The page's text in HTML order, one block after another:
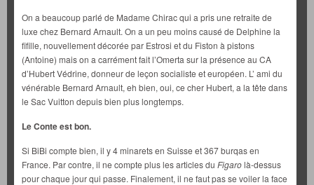
On a beaucoup parlé de Madame Chirac qui a pris une retraite de
luxe chez Bernard Arnault. On a un peu moins causé de Delphine la
fifille, nouvellement décorée par Estrosi et du Fiston à pistons
(Antoine) mais on a carrément fait l’Omerta sur la présence au CA
d’Hubert Védrine, donneur de leçon socialiste et européen. L’ ami du
vénérable Bernard Arnault, eh bien, oui, ce cher Hubert, a la tête dans
le Sac Vuitton depuis bien plus longtemps.
Le Conte est bon.
Si BiBi compte bien, il y 4 minarets en Suisse et 367 burqas en
France. Par contre, il ne compte plus les articles du Figarolà-dessus
pour chaque jour qui passe. Finalement, il ne faut pas se voiler la face